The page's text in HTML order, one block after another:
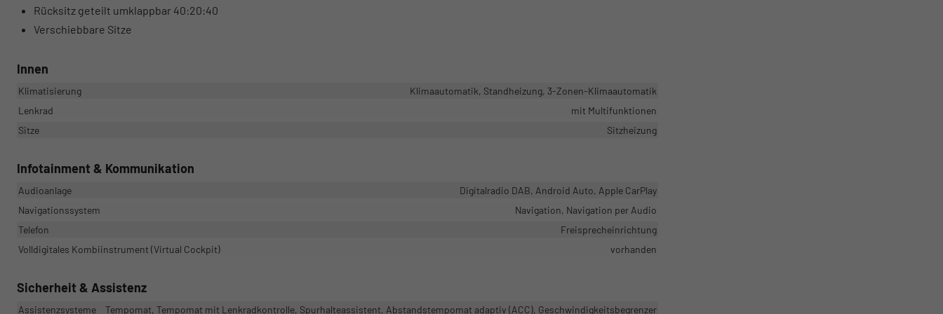
Rücksitz geteilt umklappbar 40:20:40
Verschiebbare Sitze
Innen
Klimatisierung
Klimaautomatik, Standheizung, 3-Zonen-Klimaautomatik
Lenkrad
mit Multifunktionen
Sitze
Sitzheizung
Infotainment & Kommunikation
Audioanlage
Digitalradio DAB, Android Auto, Apple CarPlay
Navigationssystem
Navigation, Navigation per Audio
Telefon
Freisprecheinrichtung
Volldigitales Kombiinstrument (Virtual Cockpit)
vorhanden
Sicherheit & Assistenz
Assistenzsysteme Tempomat, Tempomat mit Lenkradkontrolle, Spurhalteassistent, Abstandstempomat adaptiv (ACC), Geschwindigkeitsbegrenzer